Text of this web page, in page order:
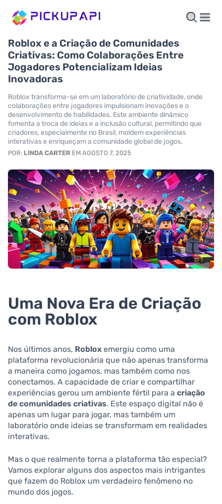
Roblox e a Criação de Comunidades
Criativas: Como Colaborações Entre
Jogadores Potencializam Ideias
Inovadoras
Roblox transforma-se em um laboratório de criatividade, onde
colaborações entre jogadores impulsionam inovações e o
desenvolvimento de habilidades. Este ambiente dinâmico
fomenta a troca de ideias e a inclusão cultural, permitindo que
criadores, especialmente no Brasil, moldem experiências
interativas e enriqueçam a comunidade global de jogos.
POR: LINDA CARTER EM AGOSTO 7, 2025
Uma Nova Era de Criação
com Roblox
Nos últimos anos, Roblox emergiu como uma
plataforma revolucionária que não apenas transforma
a maneira como jogamos, mas também como nos
conectamos. A capacidade de criar e compartilhar
experiências gerou um ambiente fértil para a criação
de comunidades criativas. Este espaço digital não é
apenas um lugar para jogar, mas também um
laboratório onde ideias se transformam em realidades
interativas.
Mas o que realmente torna a plataforma tão especial?
Vamos explorar alguns dos aspectos mais intrigantes
que fazem do Roblox um verdadeiro fenômeno no
mundo dos jogos.